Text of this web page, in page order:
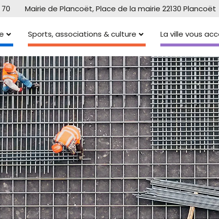
Mairie de Plancoët, Place de la mairie 22130 Plancoët
Sports, associations & culture La ville vous